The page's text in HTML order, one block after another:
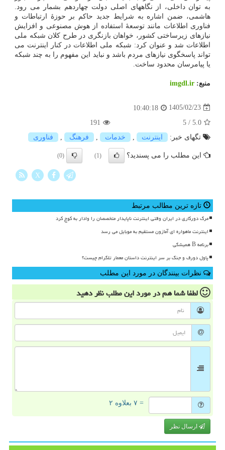
به توان داخلی، از نگاههای اصلی دولت چهاردهم بشمار می رود.
هاشمی، ضمن اشاره به شرایط جدید حاکم بر حوزهٔ ارتباطات و
فناوری اطلاعات مانند توسعهٔ استفاده از هوش مصنوعی و افزایش
نیازهای زیرساختی کشور، خواهان بازنگری در طرح کلان شبکه ملی
اطلاعات شد و عنوان کرد: شبکه ملی اطلاعات در کنار اینترنت می
تواند پاسخگوی نیازهای مردم باشد و نباید این مفهوم را به چند شبکه
یا پیامرسان محدود ساخت.
منبع: imgdl.ir
1405/02/23
10:40:18
5.0
/
5
191
تگهای خبر:
اینترنت خدمات فرهنگ فناوری
این مطلب را می پسندید؟ (1)
(0)
X
تازه ترین مطالب مرتبط
مرگ دورکاری در ایران وقتی اینترنت ناپایدار متخصصان را وادار به کوچ کرد
اینترنت ماهواره ای آمازون مستقیم به موبایل می رسد
برنامه B همیشگی
پاول دورف و جنگ بر سر اینترنت داستان معمار تلگرام چیست؟
نظرات بینندگان در مورد این مطلب
لطفا شما همدر مورد این مطلبنظر دهید
= ۷ بعلاوه ۲
ارسال نظر